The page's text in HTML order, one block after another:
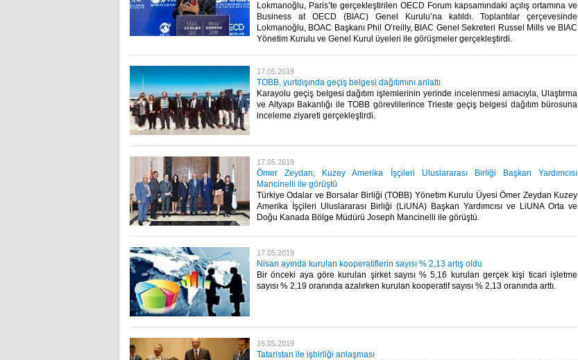
Lokmanoğlu, Paris’te gerçekleştirilen OECD Forum kapsamındaki açılış ortamına ve
Business at OECD (BIAC) Genel Kurulu’na katıldı. Toplantılar çerçevesinde
Lokmanoğlu, BOAC Başkanı Phil O’reilly, BIAC Genel Sekreteri Russel Mills ve BIAC
Yönetim Kurulu ve Genel Kurul üyeleri ile görüşmeler gerçekleştirdi.​
17.05.2019
TOBB, yurtdışında geçiş belgesi dağıtımını anlattı
Karayolu geçiş belgesi dağıtım işlemlerinin yerinde incelenmesi amacıyla, Ulaştırma
ve Altyapı Bakanlığı ile TOBB görevlilerince Trieste geçiş belgesi dağıtım bürosuna
inceleme ziyareti gerçekleştirdi.​
17.05.2019
Ömer Zeydan, Kuzey Amerika İşçileri Uluslararası Birliği Başkan Yardımcısı
Mancinelli ile görüştü
Türkiye Odalar ve Borsalar Birliği (TOBB) Yönetim Kurulu Üyesi Ömer Zeydan Kuzey
Amerika İşçileri Uluslararası Birliği (LiUNA) Başkan Yardımcısı ve LiUNA Orta ve
Doğu Kanada Bölge Müdürü Joseph Mancinelli ile görüştü. ​
17.05.2019
Nisan ayında kurulan kooperatiflerin sayısı % 2,13 artış oldu
Bir önceki aya göre kurulan şirket sayısı % 5,16 kurulan gerçek kişi ticari işletme
sayısı % 2,19 oranında azalırken kurulan kooperatif sayısı % 2,13 oranında arttı. ​
16.05.2019
Tataristan ile işbirliği anlaşması